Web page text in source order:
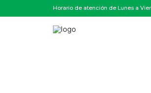
Horario de atención de Lunes a